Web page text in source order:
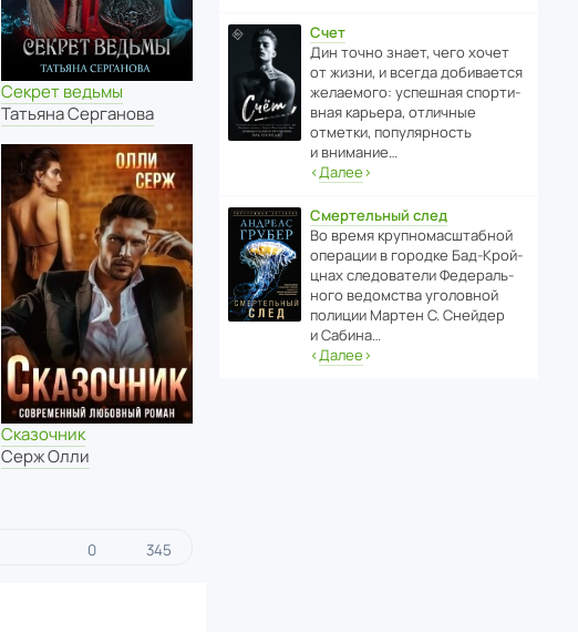
Секрет ведьмы
Татьяна Серганова
Сказочник
Серж Олли
0 345
Счет
Дин точно знает, чего хочет
от жизни, и всегда доби­ва­ется
жела­е­мого: успе­шная спор­ти­
вная карьера, отли­чные
отметки, попу­ля­р­ность
и внимание…
‹Далее›
Смертельный след
Во время круп­но­мас­ш­та­бной
операции в городке Бад‑Крой­
цнах следо­ва­тели Феде­раль­
ного ведомства уголо­вной
полиции Мартен С. Снейдер
и Сабина…
‹Далее›